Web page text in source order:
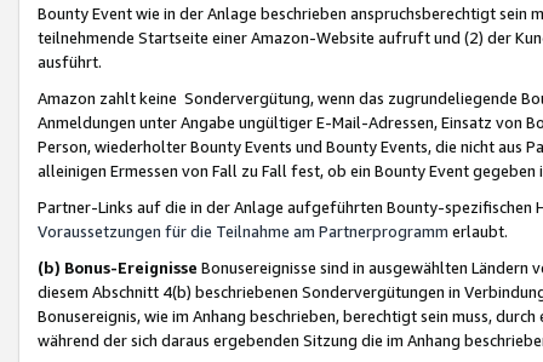
Bounty Event wie in der Anlage beschrieben anspruchsberechtigt sein
teilnehmende Startseite einer Amazon-Website aufruft und (2) der
ausführt.
Amazon zahlt keine Sondervergütung, wenn das zugrundeliegende
Anmeldungen unter Angabe ungültiger E-Mail-Adressen, Einsatz von
Person, wiederholter Bounty Events und Bounty Events, die nicht
alleinigen Ermessen von Fall zu Fall fest, ob ein Bounty Event
Partner-Links auf die in der Anlage aufgeführten Bounty-spezifischen
Voraussetzungen für die Teilnahme am Partnerprogramm erlaubt.
(b) Bonus-Ereignisse Bonusereignisse sind in ausgewählten Ländern
diesem Abschnitt 4(b) beschriebenen Sondervergütungen in
Bonusereignis, wie im Anhang beschrieben, berechtigt sein muss,
während der sich daraus ergebenden Sitzung die im Anhang